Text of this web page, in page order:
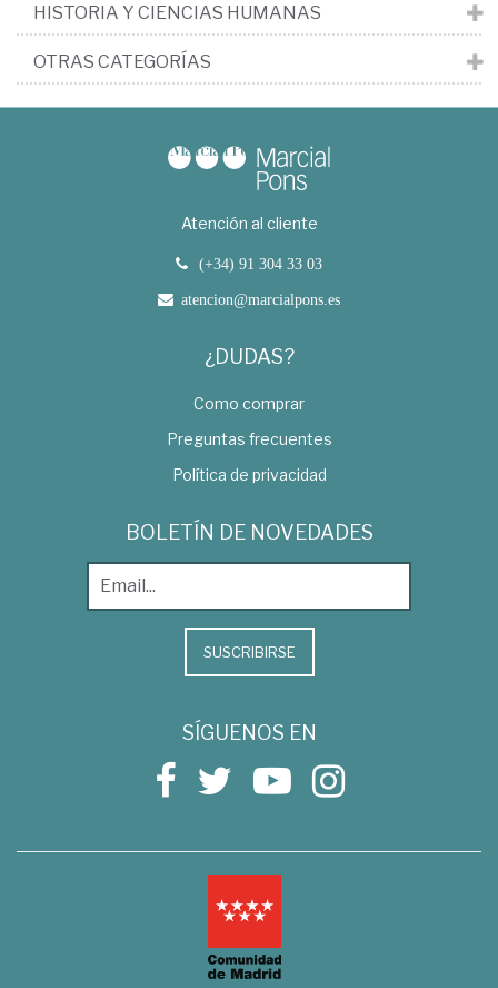
HISTORIA Y CIENCIAS HUMANAS
OTRAS CATEGORÍAS
Atención al cliente
(+34) 91 304 33 03
atencion@marcialpons.es
¿DUDAS?
Como comprar
Preguntas frecuentes
Política de privacidad
BOLETÍN DE NOVEDADES
SUSCRIBIRSE
SÍGUENOS EN